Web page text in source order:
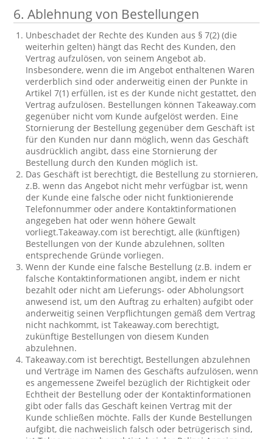
6. Ablehnung von Bestellungen
Unbeschadet der Rechte des Kunden aus § 7(2) (die
weiterhin gelten) hängt das Recht des Kunden, den
Vertrag aufzulösen, von seinem Angebot ab.
Insbesondere, wenn die im Angebot enthaltenen Waren
verderblich sind oder anderweitig einen der Punkte in
Artikel 7(1) erfüllen, ist es der Kunde nicht gestattet, den
Vertrag aufzulösen. Bestellungen können Takeaway.com
gegenüber nicht vom Kunde aufgelöst werden. Eine
Stornierung der Bestellung gegenüber dem Geschäft ist
für den Kunden nur dann möglich, wenn das Geschäft
ausdrücklich angibt, dass eine Stornierung der
Bestellung durch den Kunden möglich ist.
Das Geschäft ist berechtigt, die Bestellung zu stornieren,
z.B. wenn das Angebot nicht mehr verfügbar ist, wenn
der Kunde eine falsche oder nicht funktionierende
Telefonnummer oder andere Kontaktinformationen
angegeben hat oder wenn höhere Gewalt
vorliegt.Takeaway.com ist berechtigt, alle (künftigen)
Bestellungen von der Kunde abzulehnen, sollten
entsprechende Gründe vorliegen.
Wenn der Kunde eine falsche Bestellung (z.B. indem er
falsche Kontaktinformationen angibt, indem er nicht
bezahlt oder nicht am Lieferungs- oder Abholungsort
anwesend ist, um den Auftrag zu erhalten) aufgibt oder
anderweitig seinen Verpflichtungen gemäß dem Vertrag
nicht nachkommt, ist Takeaway.com berechtigt,
zukünftige Bestellungen von diesem Kunden
abzulehnen.
Takeaway.com ist berechtigt, Bestellungen abzulehnen
und Verträge im Namen des Geschäfts aufzulösen, wenn
es angemessene Zweifel bezüglich der Richtigkeit oder
Echtheit der Bestellung oder der Kontaktinformationen
gibt oder falls das Geschäft keinen Vertrag mit der
Kunde schließen möchte. Falls der Kunde Bestellungen
aufgibt, die nachweislich falsch oder betrügerisch sind,